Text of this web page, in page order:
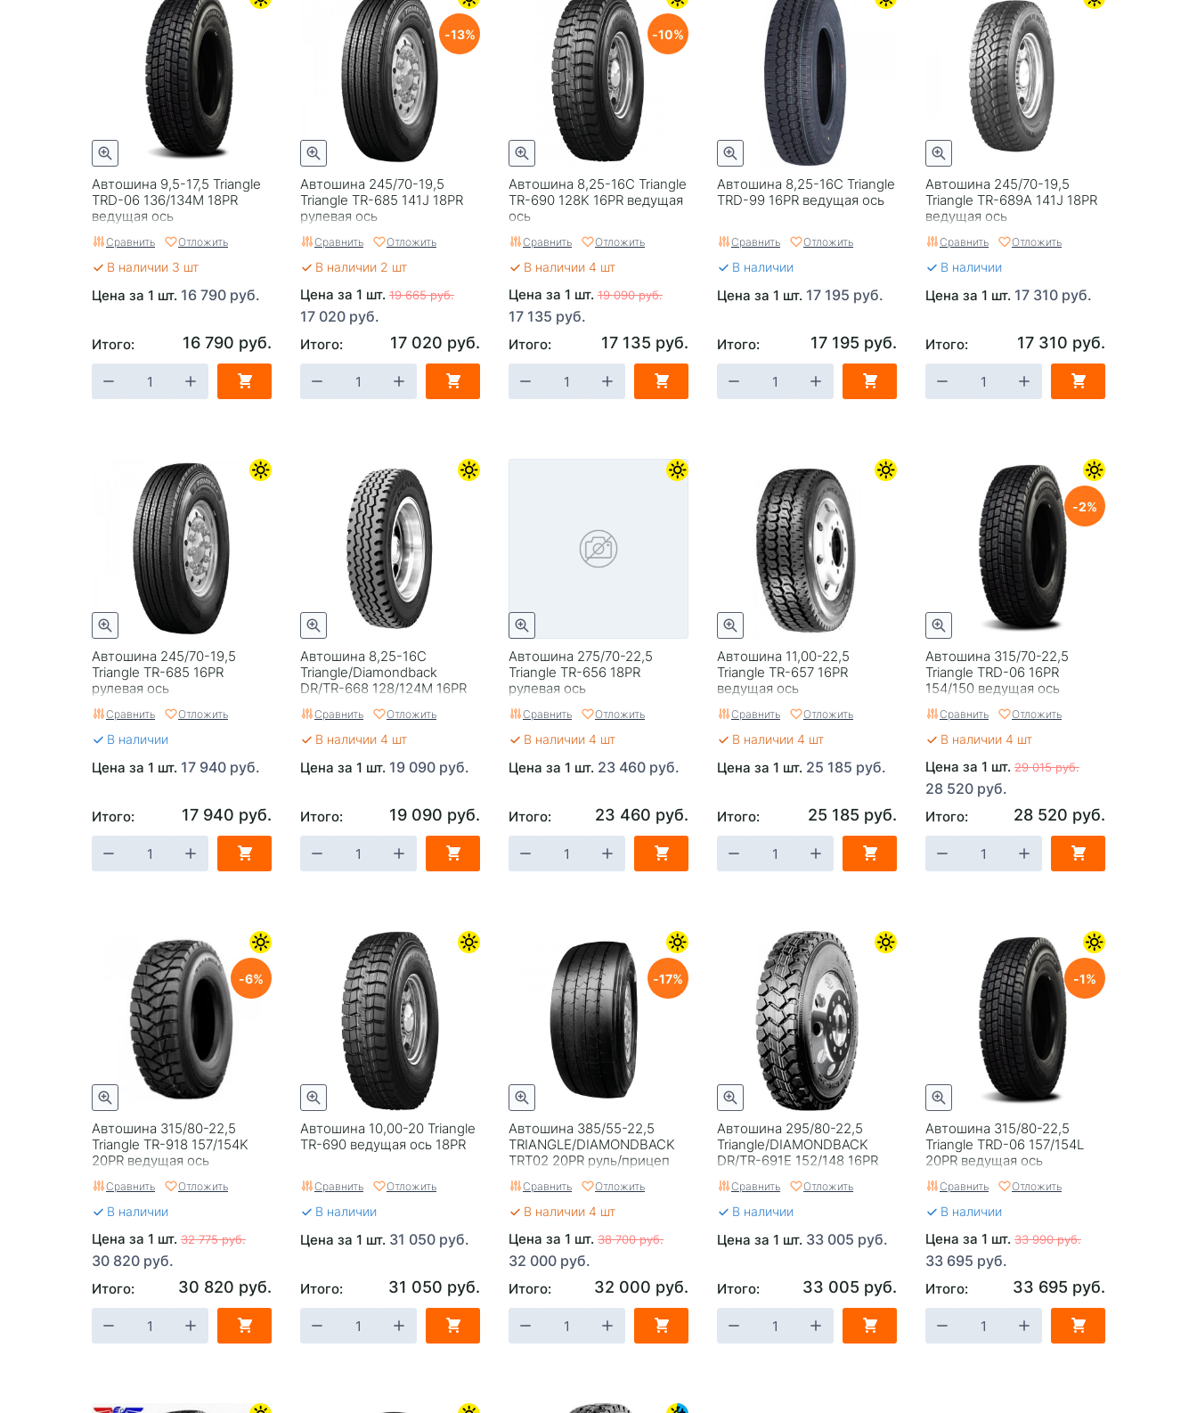
Автошина 9,5-17,5 Triangle
TRD-06 136/134M 18PR
ведущая ось
Сравнить Отложить
В наличии 3 шт
Цена за 1 шт. 16 790 руб.
Итого: 16 790 руб.
Автошина 245/70-19,5
Triangle TR-685 141J 18PR
рулевая ось
13
Сравнить Отложить
В наличии 2 шт
Цена за 1 шт. 19 665 руб.
17 020 руб.
Итого: 17 020 руб.
Автошина 8,25-16С Triangle
TR-690 128K 16PR ведущая
ось
10
Сравнить Отложить
В наличии 4 шт
Цена за 1 шт. 19 090 руб.
17 135 руб.
Итого: 17 135 руб.
Автошина 8,25-16C Triangle
TRD-99 16PR ведущая ось
Сравнить Отложить
В наличии
Цена за 1 шт. 17 195 руб.
Итого: 17 195 руб.
Автошина 245/70-19,5
Triangle TR-689A 141J 18PR
ведущая ось
Сравнить Отложить
В наличии
Цена за 1 шт. 17 310 руб.
Итого: 17 310 руб.
Автошина 245/70-19,5
Triangle TR-685 16PR
рулевая ось
Сравнить Отложить
В наличии
Цена за 1 шт. 17 940 руб.
Итого: 17 940 руб.
Автошина 8,25-16C
Triangle/Diamondback
DR/TR-668 128/124M 16PR
универсал. ось
Сравнить Отложить
В наличии 4 шт
Цена за 1 шт. 19 090 руб.
Итого: 19 090 руб.
Автошина 275/70-22,5
Triangle TR-656 18PR
рулевая ось
Сравнить Отложить
В наличии 4 шт
Цена за 1 шт. 23 460 руб.
Итого: 23 460 руб.
Автошина 11,00-22,5
Triangle TR-657 16PR
ведущая ось
Сравнить Отложить
В наличии 4 шт
Цена за 1 шт. 25 185 руб.
Итого: 25 185 руб.
Автошина 315/70-22,5
Triangle TRD-06 16PR
154/150 ведущая ось
2
Сравнить Отложить
В наличии 4 шт
Цена за 1 шт. 29 015 руб.
28 520 руб.
Итого: 28 520 руб.
Автошина 315/80-22,5
Triangle TR-918 157/154K
20PR ведущая ось
6
Сравнить Отложить
В наличии
Цена за 1 шт. 32 775 руб.
30 820 руб.
Итого: 30 820 руб.
Автошина 10,00-20 Triangle
TR-690 ведущая ось 18PR
Сравнить Отложить
В наличии
Цена за 1 шт. 31 050 руб.
Итого: 31 050 руб.
Автошина 385/55-22,5
TRIANGLE/DIAMONDBACK
TRT02 20PR руль/прицеп
17
Сравнить Отложить
В наличии 4 шт
Цена за 1 шт. 38 700 руб.
32 000 руб.
Итого: 32 000 руб.
Автошина 295/80-22,5
Triangle/DIAMONDBACK
DR/TR-691E 152/148 16PR
ведущая ось
Сравнить Отложить
В наличии
Цена за 1 шт. 33 005 руб.
Итого: 33 005 руб.
Автошина 315/80-22,5
Triangle TRD-06 157/154L
20PR ведущая ось
1
Сравнить Отложить
В наличии
Цена за 1 шт. 33 990 руб.
33 695 руб.
Итого: 33 695 руб.